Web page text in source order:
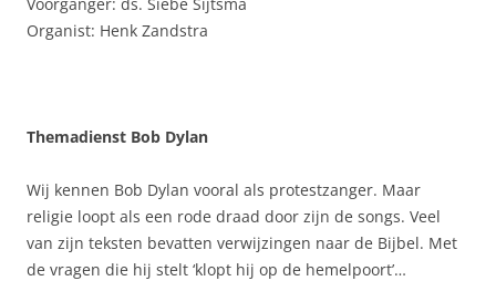
Organist: Henk Zandstra
Themadienst Bob Dylan
Wij kennen Bob Dylan vooral als protestzanger. Maar
religie loopt als een rode draad door zijn de songs. Veel
van zijn teksten bevatten verwijzingen naar de Bijbel. Met
de vragen die hij stelt ‘klopt hij op de hemelpoort’…